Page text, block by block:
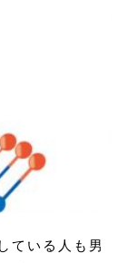
ている人も男